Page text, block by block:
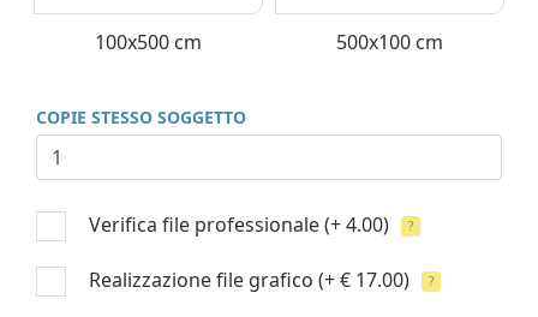
100x500 cm 500x100 cm
COPIE STESSO SOGGETTO
Verifica file professionale(+ 4.00) ?
Realizzazione file grafico (+ € 17.00) ?